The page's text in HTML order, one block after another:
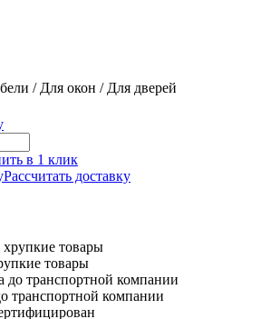
/ Для окон / Для дверей
в 1 клик
Рассчитать доставку
товары
транспортной компании